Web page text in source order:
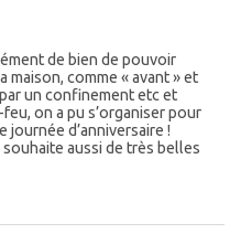
de bien de pouvoir
maison, comme « avant » et
un confinement etc et
on a pu s’organiser pour
d’anniversaire !
aussi de très belles